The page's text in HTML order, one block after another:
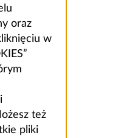
oraz
w
też
pliki